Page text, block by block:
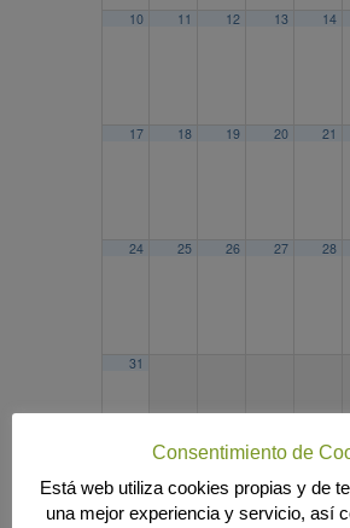
10 11 12 13 14
17 18 19 20 21
24 25 26 27 28
31
2025 ABR JUN
Búsqueda
Consentimiento de
Está web utiliza cookies propias y de
una mejor experiencia y servicio, así